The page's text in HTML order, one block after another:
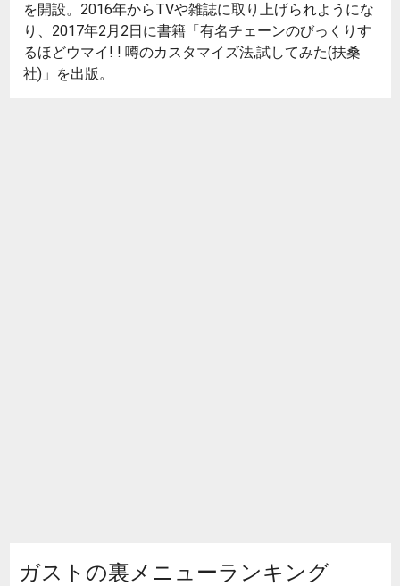
を開設。2016年からTVや雑誌に取り上げられようにな
り、2017年2月2日に書籍「有名チェーンのびっくりす
るほどウマイ! ! 噂のカスタマイズ法,試してみた(扶桑
社)」を出版。
ガストの裏メニューランキング